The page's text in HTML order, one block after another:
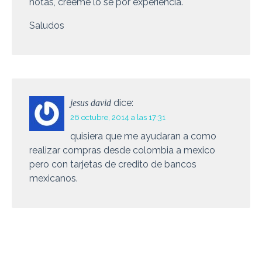
Saludos
jesus david dice:
26 octubre, 2014 a las 17:31
quisiera que me ayudaran a como
realizar compras desde colombia a mexico
pero con tarjetas de credito de bancos
mexicanos.